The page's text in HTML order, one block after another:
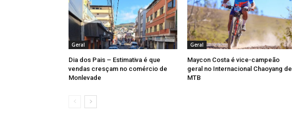
Geral
Dia dos Pais – Estimativa é que
vendas cresçam no comércio de
Monlevade
Geral
Maycon Costa é vice-campeão
geral no Internacional Chaoyang de
MTB